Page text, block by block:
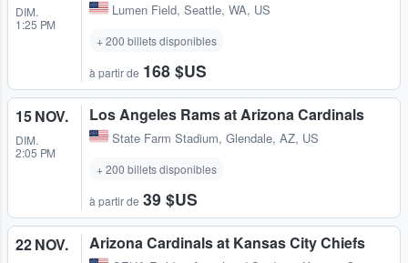
DIM.
1:25 PM
Lumen Field, Seattle, WA, US
+ 200 billets disponibles
à partir de 168 $US
15 NOV.
DIM.
2:05 PM
Los Angeles Rams at Arizona Cardinals
State Farm Stadium, Glendale, AZ, US
+ 200 billets disponibles
à partir de 39 $US
22 NOV. Arizona Cardinals at Kansas City Chiefs